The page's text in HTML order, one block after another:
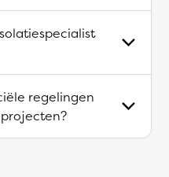
regelingen